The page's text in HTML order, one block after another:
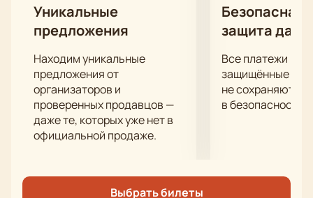
Вольфганга Амадея Моцарта, Альфреда Шнитке и
Людвига ван Бетховена.
Написанный цикл коротких пьес, Пушкин написал в
1830 году и по сей день интерес режиссеров не
угасает. В прошлом веке Анна Ахматова еще
писала, что «ни в одном из созданий мировой
поэзии грозные вопросы морали так резко не
поставлены».
Уникальные
предложения
Находим уникальные
предложения от
организаторов и
проверенных продавцов —
даже те, которых уже нет в
официальной продаже.
Безопасная
защита
Все платежи
защищённые
не сохраняются
в безопасности.
Выбрать билеты